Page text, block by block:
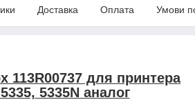
Доставка Оплата Умови
113R00737 для принтера
5335N аналог